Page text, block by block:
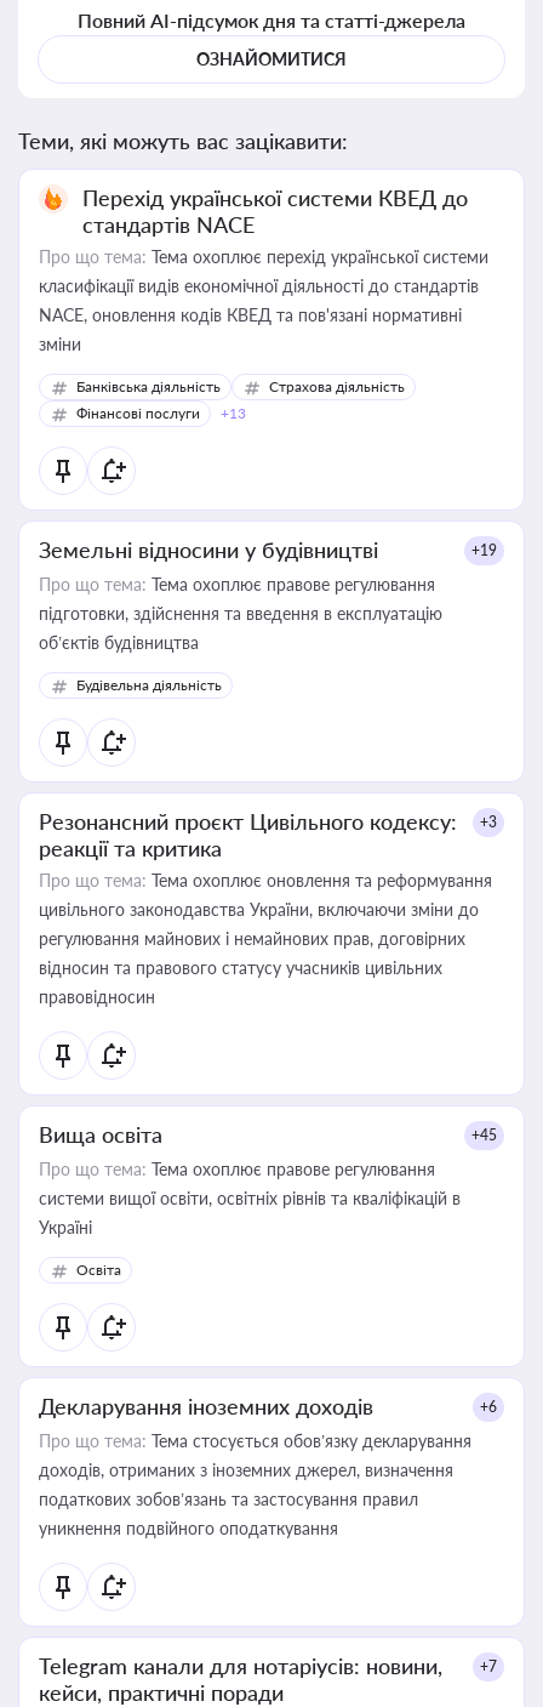
Повний AI-підсумок дня та статті-джерела
ОЗНАЙОМИТИСЯ
Теми, які можуть вас зацікавити:
Перехід української системи КВЕД до
стандартів NACE
Про що тема: Тема охоплює перехід української системи
класифікації видів економічної діяльності до стандартів
NACE, оновлення кодів КВЕД та пов'язані нормативні
зміни
Банківська діяльність
Страхова діяльність
Фінансові послуги
+13
Земельні відносини у будівництві +19
Про що тема: Тема охоплює правове регулювання
підготовки, здійснення та введення в експлуатацію
об’єктів будівництва
Будівельна діяльність
Резонансний проєкт Цивільного кодексу:
реакції та критика
+3
Про що тема: Тема охоплює оновлення та реформування
цивільного законодавства України, включаючи зміни до
регулювання майнових і немайнових прав, договірних
відносин та правового статусу учасників цивільних
правовідносин
Вища освіта +45
Про що тема: Тема охоплює правове регулювання
системи вищої освіти, освітніх рівнів та кваліфікацій в
Україні
Освіта
Декларування іноземних доходів +6
Про що тема: Тема стосується обов’язку декларування
доходів, отриманих з іноземних джерел, визначення
податкових зобов’язань та застосування правил
уникнення подвійного оподаткування
Telegram канали для нотаріусів: новини,
кейси, практичні поради
+7